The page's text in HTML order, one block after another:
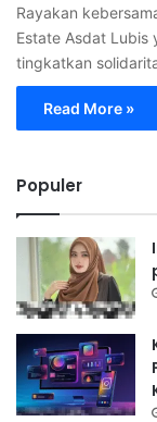
Rayakan
Estate Asdat Lubis
tingkatkan
Read More »
Populer